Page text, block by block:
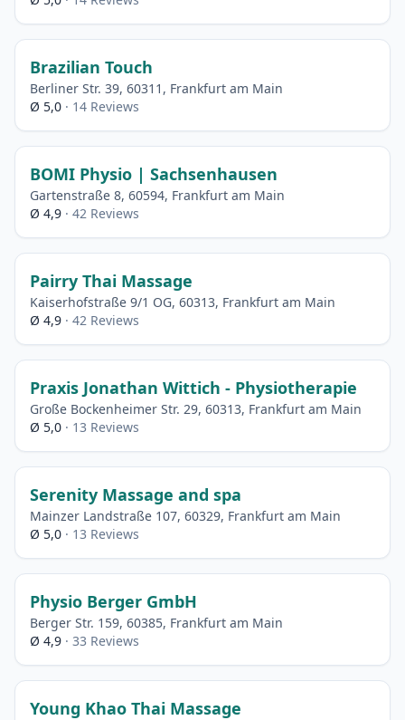
Brazilian Touch
Berliner Str. 39, 60311, Frankfurt am Main
Ø 5,0 · 14 Reviews
BOMI Physio | Sachsenhausen
Gartenstraße 8, 60594, Frankfurt am Main
Ø 4,9 · 42 Reviews
Pairry Thai Massage
Kaiserhofstraße 9/1 OG, 60313, Frankfurt am Main
Ø 4,9 · 42 Reviews
Praxis Jonathan Wittich - Physiotherapie
Große Bockenheimer Str. 29, 60313, Frankfurt am Main
Ø 5,0 · 13 Reviews
Serenity Massage and spa
Mainzer Landstraße 107, 60329, Frankfurt am Main
Ø 5,0 · 13 Reviews
Physio Berger GmbH
Berger Str. 159, 60385, Frankfurt am Main
Ø 4,9 · 33 Reviews
Young Khao Thai Massage